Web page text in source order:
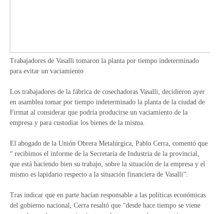
Trabajadores de Vasalli tomaron la planta por tiempo indeterminado
para evitar un vaciamiento
Los trabajadores de la fábrica de cosechadoras Vasalli, decidieron ayer
en asamblea tomar por tiempo indeterminado la planta de la ciudad de
Firmat al considerar que podría producirse un vaciamiento de la
empresa y para custodiar los bienes de la misma.
El abogado de la Unión Obrera Metalúrgica, Pablo Cerra, comentó que
“ recibimos el informe de la Secretaría de Industria de la provincial,
que está haciendo bien su trabajo, sobre la situación de la empresa y el
mismo es lapidario respecto a la situación financiera de Vasalli”.
Tras indicar que en parte hacían responsable a las políticas económicas
del gobierno nacional, Cerra resaltó que “desde hace tiempo se viene